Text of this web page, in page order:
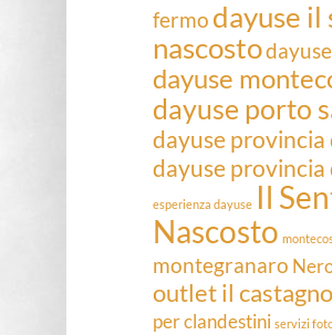
fermo dayuse
nascosto
dayuse
dayuse porto
dayuse provincia
dayuse provincia
esperienza dayuse Il
Nascosto
montegranaro
outlet il castagno
per clandestini servizi